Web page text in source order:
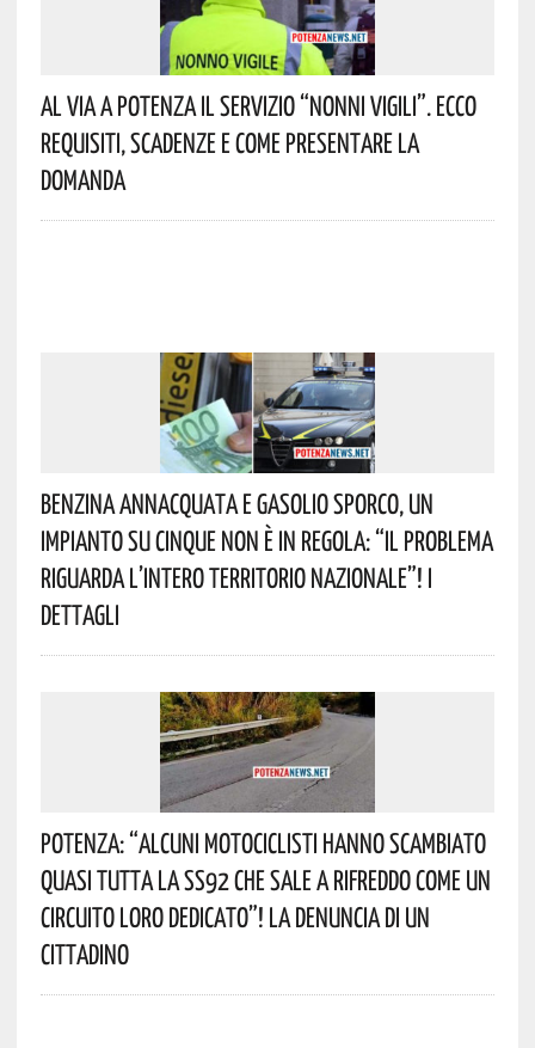
Al Via A Potenza Il Servizio “Nonni Vigili”. Ecco
Requisiti, Scadenze E Come Presentare La
Domanda
Benzina Annacquata E Gasolio Sporco, Un
Impianto Su Cinque Non È In Regola: “il Problema
Riguarda L’intero Territorio Nazionale”! I
Dettagli
Potenza: “alcuni Motociclisti Hanno Scambiato
Quasi Tutta La SS92 Che Sale A Rifreddo Come Un
Circuito Loro Dedicato”! La Denuncia Di Un
Cittadino